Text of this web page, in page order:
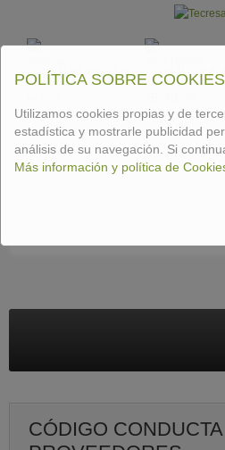
(+34) 94 448 37 30 (+34) 678
CÓDIGO CONDUCTA
POLÍTICA SOBRE COOKIES
Utilizamos cookies propias y de
estadística y mostrarle publicidad
análisis de su navegación. Si
Más información y política de